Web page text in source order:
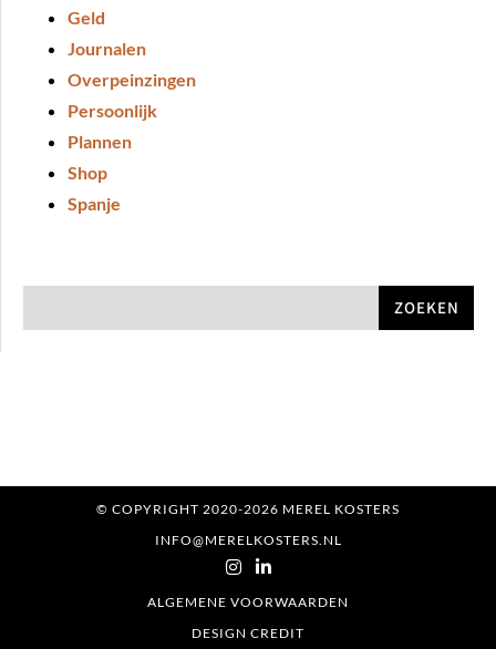
Geld
Journalen
Overpeinzingen
Persoonlijk
Plannen
Shop
Spanje
ZOEKEN
© COPYRIGHT 2020-2026 MEREL KOSTERS
INFO@MERELKOSTERS.NL
ALGEMENE VOORWAARDEN
DESIGN CREDIT